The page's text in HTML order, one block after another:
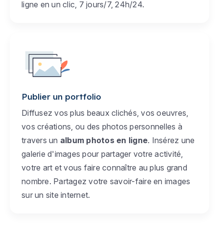
ligne en un clic, 7 jours/7, 24h/24.
Publier un portfolio
Diffusez vos plus beaux clichés, vos oeuvres,
vos créations, ou des photos personnelles à
travers un album photos en ligne. Insérez une
galerie d'images pour partager votre activité,
votre art et vous faire connaître au plus grand
nombre. Partagez votre savoir-faire en images
sur un site internet.